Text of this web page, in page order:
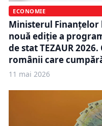
ECONOMIE
Ministerul Finanțelor
nouă ediție a
de stat TEZAUR
românii care
11 mai 2026